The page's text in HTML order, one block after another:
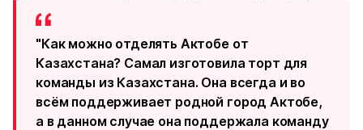
"Как можно отделять Актобе от
Казахстана? Самал изготовила торт для
команды из Казахстана. Она всегда и во
всём поддерживает родной город Актобе,
а в данном случае она поддержала команду